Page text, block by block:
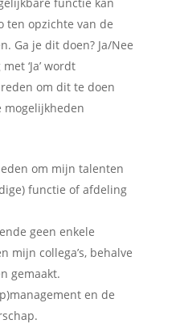
ten opzichte van de
Ga je dit doen? Ja/Nee
‘Ja’ wordt
om dit te doen
mogelijkheden
om mijn talenten
functie of afdeling
geen enkele
mijn collega’s, behalve
gemaakt.
en de